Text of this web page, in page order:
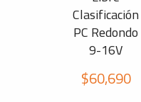
Clasificación
PC Redondo
9-16V
$60,690